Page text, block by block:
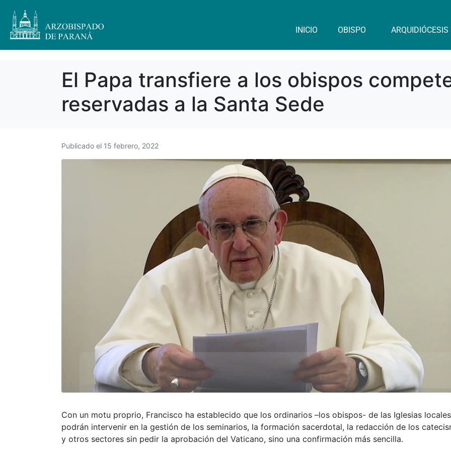
INICIO OBISPO ARQUIDIÓCESIS
El Papa transfiere a los obispos
reservadas a la Santa Sede
Publicado el 15 febrero, 2022
Con un motu proprio, Francisco ha establecido que los ordinarios –los obispos- de las Iglesias locales
podrán intervenir en la gestión de los seminarios, la formación sacerdotal, la redacción de los
y otros sectores sin pedir la aprobación del Vaticano, sino una confirmación más sencilla.